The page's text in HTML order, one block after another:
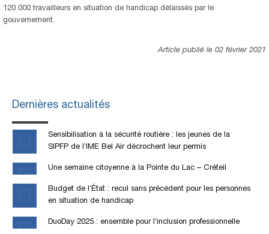
120 000 travailleurs en situation de handicap délaissés par le
gouvernement.
Article publié le 02 février 2021
Dernières actualités
Sensibilisation à la sécurité routière : les jeunes de la
SIPFP de l’IME Bel Air décrochent leur permis
Une semaine citoyenne à la Pointe du Lac – Créteil
Budget de l’État : recul sans précédent pour les personnes
en situation de handicap
DuoDay 2025 : ensemble pour l’inclusion professionnelle